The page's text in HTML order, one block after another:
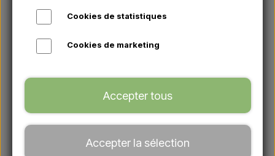
Cookies de statistiques
Cookies de marketing
Accepter tous
Accepter la sélection